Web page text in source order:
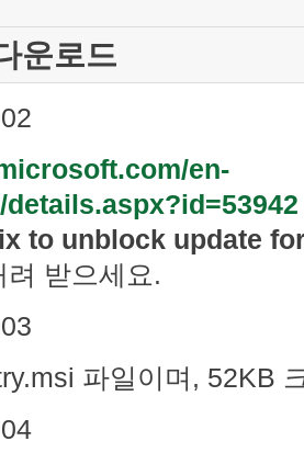
운로드
en-
to unblock update
려 받으세요.
파일이며, 52KB